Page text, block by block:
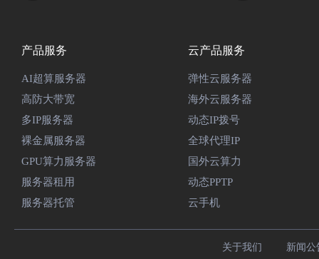
产品服务
AI超算服务器
高防大带宽
多IP服务器
裸金属服务器
GPU算力服务器
服务器租用
服务器托管
云产品服务
弹性云服务器
海外云服务器
动态IP拨号
全球代理IP
国外云算力
动态PPTP
云手机
关于我们 新闻公